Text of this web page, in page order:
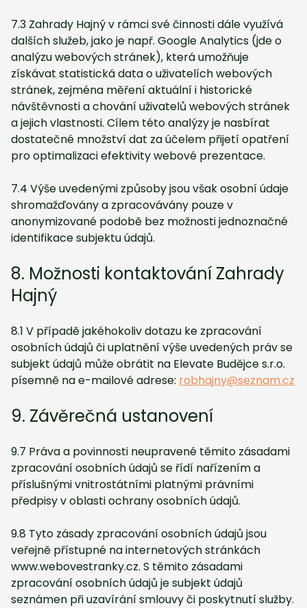
7.3 Zahrady Hajný v rámci své činnosti dále využívá
dalších služeb, jako je např. Google Analytics (jde o
analýzu webových stránek), která umožňuje
získávat statistická data o uživatelích webových
stránek, zejména měření aktuální i historické
návštěvnosti a chování uživatelů webových stránek
a jejich vlastnosti. Cílem této analýzy je nasbírat
dostatečné množství dat za účelem přijetí opatření
pro optimalizaci efektivity webové prezentace.
7.4 Výše uvedenými způsoby jsou však osobní údaje
shromažďovány a zpracovávány pouze v
anonymizované podobě bez možnosti jednoznačné
identifikace subjektu údajů.
8. Možnosti kontaktování Zahrady
Hajný
8.1 V případě jakéhokoliv dotazu ke zpracování
osobních údajů či uplatnění výše uvedených práv se
subjekt údajů může obrátit na Elevate Budějce s.r.o.
písemně na e-mailové adrese: robhajny@seznam.cz
9. Závěrečná ustanovení
9.7 Práva a povinnosti neupravené těmito zásadami
zpracování osobních údajů se řídí nařízením a
příslušnými vnitrostátními platnými právními
předpisy v oblasti ochrany osobních údajů.
9.8 Tyto zásady zpracování osobních údajů jsou
veřejně přístupné na internetových stránkách
www.webovestranky.cz. S těmito zásadami
zpracování osobních údajů je subjekt údajů
seznámen při uzavírání smlouvy či poskytnutí služby.